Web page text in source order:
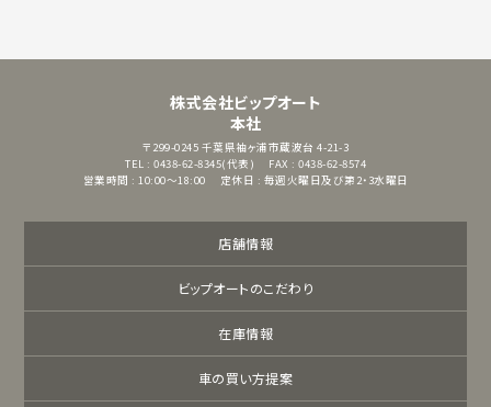
株式会社ビップオート
本社
〒299-0245 千葉県袖ヶ浦市蔵波台 4-21-3
TEL : 0438-62-8345(代表)
FAX : 0438-62-8574
営業時間 : 10:00～18:00
定休日 : 毎週火曜日及び第2・3水曜日
店舗情報
ビップオートのこだわり
在庫情報
車の買い方提案